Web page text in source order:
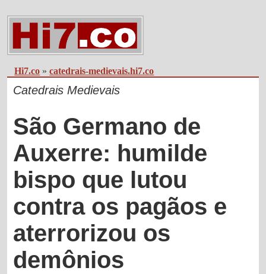
Hi7.co »catedrais-medievais.hi7.co
Catedrais Medievais
São Germano de
Auxerre: humilde
bispo que lutou
contra os pagãos e
aterrorizou os
demônios